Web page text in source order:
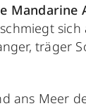
Mandarine
sich
träger
ans Meer